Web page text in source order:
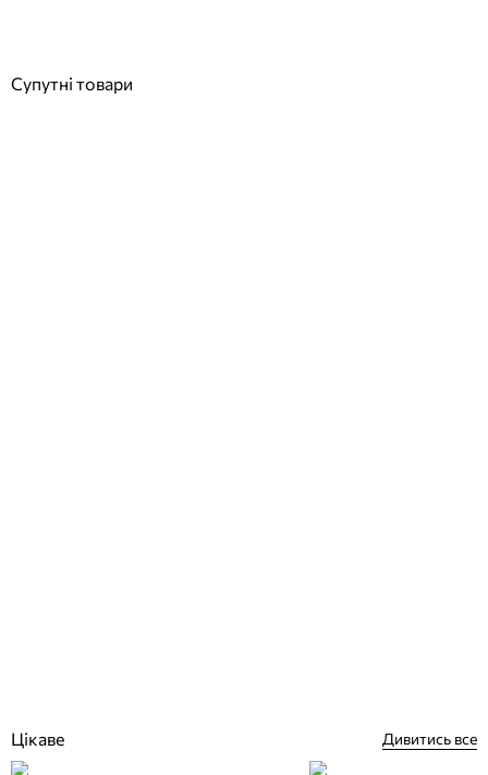
Супутні товари
Цікаве Дивитись все